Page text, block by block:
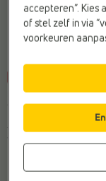
FRED PERRY
Veterschoenen
€ 130,-
accepteren”. Kies
of stel zelf in via
voorkeuren